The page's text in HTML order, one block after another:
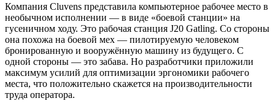
Компания Cluvens представила компьютерное рабочее место в
необычном исполнении — в виде «боевой станции» на
гусеничном ходу. Это рабочая станция J20 Gatling. Со стороны
она похожа на боевой мех — пилотируемую человеком
бронированную и вооружённую машину из будущего. С
одной стороны — это забава. Но разработчики приложили
максимум усилий для оптимизации эргономики рабочего
места, что положительно скажется на производительности
труда оператора.